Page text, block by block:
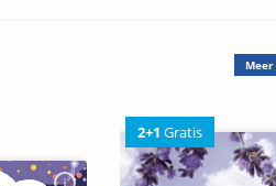
Meer
2+1 Gratis